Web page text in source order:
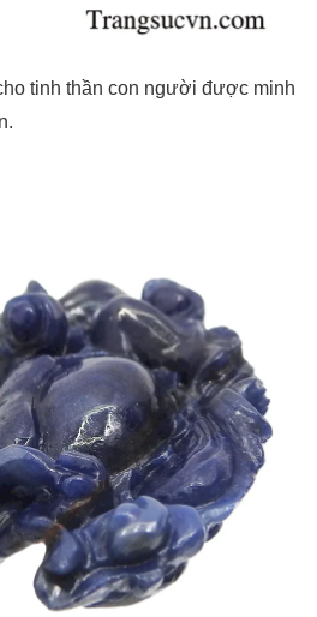
tinh thần con người được minh